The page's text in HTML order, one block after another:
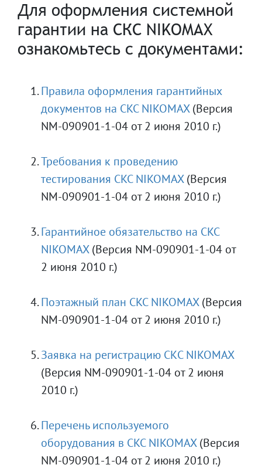
Для оформления системной
гарантии на СКС NIKOMAX
ознакомьтесь с документами:
Правила оформления гарантийных
документов на CKC NIKOMAX(Версия
NM-090901-1-04 от 2 июня 2010 г.)
Требования к проведению
тестирования CKC NIKOMAX(Версия
NM-090901-1-04 от 2 июня 2010 г.)
Гарантийное обязательство на CKC
NIKOMAX(Версия NM-090901-1-04 от
2 июня 2010 г.)
Поэтажный план CKC NIKOMAX(Версия
NM-090901-1-04 от 2 июня 2010 г.)
Заявка на регистрацию СКС NIKOMAX
(Версия NM-090901-1-04 от 2 июня
2010 г.)
Перечень используемого
оборудования в CKC NIKOMAX(Версия
NM-090901-1-04 от 2 июня 2010 г.)